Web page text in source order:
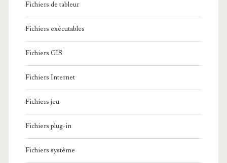
Fichiers de tableur
Fichiers exécutables
Fichiers GIS
Fichiers Internet
Fichiers jeu
Fichiers plug-in
Fichiers système